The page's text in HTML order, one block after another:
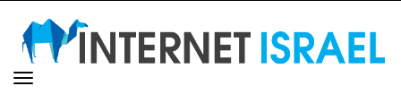
תפריט